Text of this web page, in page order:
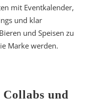
mit Eventkalender,
und klar
und Speisen zu
Marke werden.
und